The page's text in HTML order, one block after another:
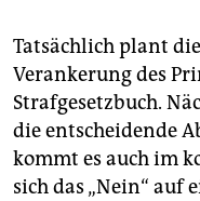
Tatsächlich plant
Verankerung des
Strafgesetzbuch.
die entscheidende
kommt es auch im
sich das „Nein“ auf